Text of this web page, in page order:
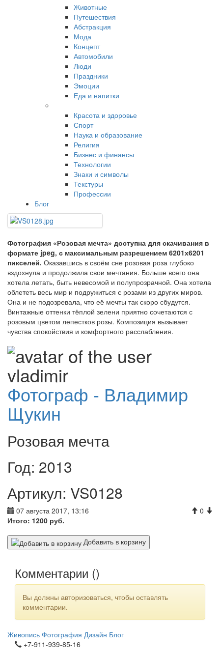
Животные
Путешествия
Абстракция
Мода
Концепт
Автомобили
Люди
Праздники
Эмоции
Еда и напитки
Красота и здоровье
Спорт
Наука и образование
Религия
Бизнес и финансы
Технологии
Знаки и символы
Текстуры
Профессии
Блог
Фотография «Розовая мечта» доступна для скачивания в
формате jpeg, с максимальным разрешением 6201х6201
пикселей. Оказавшись в своём сне розовая роза глубоко
вздохнула и продолжила свои мечтания. Больше всего она
хотела летать, быть невесомой и полупрозрачной. Она хотела
облететь весь мир и подружиться с розами из других миров.
Она и не подозревала, что её мечты так скоро сбудутся.
Винтажные оттенки тёплой зелени приятно сочетаются с
розовым цветом лепестков розы. Композиция вызывает
чувства спокойствия и комфортного расслабления.
Фотограф - Владимир
Щукин
Розовая мечта
Год: 2013
Артикул: VS0128
07 августа 2017, 13:16
0
Итого: 1200 руб.
Добавить в корзину
Комментарии ()
Вы должны авторизоваться, чтобы оставлять
комментарии.
Живопись Фотография Дизайн Блог
+7-911-939-85-16